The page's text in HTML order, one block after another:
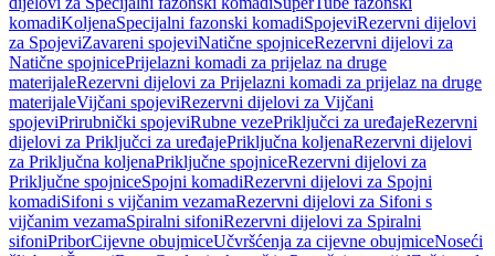
komadiKoljenaSpecijalni fazonski komadiSpojeviRezervni dijelovi
za SpojeviZavareni spojeviNatične spojniceRezervni dijelovi za
Natične spojnicePrijelazni komadi za prijelaz na druge
materijaleRezervni dijelovi za Prijelazni komadi za prijelaz na druge
materijaleVijčani spojeviRezervni dijelovi za Vijčani
spojeviPrirubnički spojeviRubne vezePriključci za uređajeRezervni
dijelovi za Priključci za uređajePriključna koljenaRezervni dijelovi
za Priključna koljenaPriključne spojniceRezervni dijelovi za
Priključne spojniceSpojni komadiRezervni dijelovi za Spojni
komadiSifoni s vijčanim vezamaRezervni dijelovi za Sifoni s
vijčanim vezamaSpiralni sifoniRezervni dijelovi za Spiralni
sifoniPriborCijevne obujmiceUčvršćenja za cijevne obujmiceNoseći